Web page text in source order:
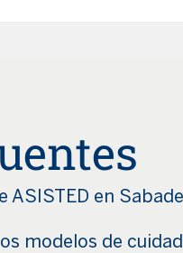
ASISTED en
modelos de